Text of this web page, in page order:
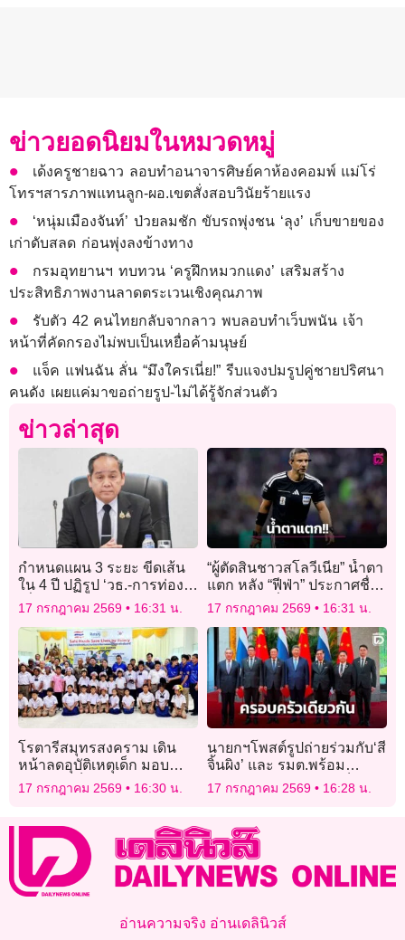
ข่าวยอดนิยมในหมวดหมู่
เด้งครูชายฉาว ลอบทำอนาจารศิษย์คาห้องคอมพ์ แม่โร่
โทรฯสารภาพแทนลูก-ผอ.เขตสั่งสอบวินัยร้ายแรง
‘หนุ่มเมืองจันท์’ ป่วยลมชัก ขับรถพุ่งชน ‘ลุง’ เก็บขายของ
เก่าดับสลด ก่อนพุ่งลงข้างทาง
กรมอุทยานฯ ทบทวน ‘ครูฝึกหมวกแดง’ เสริมสร้าง
ประสิทธิภาพงานลาดตระเวนเชิงคุณภาพ
รับตัว 42 คนไทยกลับจากลาว พบลอบทำเว็บพนัน เจ้า
หน้าที่คัดกรองไม่พบเป็นเหยื่อค้ามนุษย์
แจ็ค แฟนฉัน ลั่น “มึงใครเนี่ย!” รีบแจงปมรูปคู่ชายปริศนา
คนดัง เผยแค่มาขอถ่ายรูป-ไม่ได้รู้จักส่วนตัว
ข่าวล่าสุด
กำหนดแผน 3 ระยะ ขีดเส้น
ใน 4 ปี ปฏิรูป ‘วธ.-การท่อง
เที่ยว’ อย่างสมบูรณ์
17 กรกฎาคม 2569 16:31 น.
“ผู้ตัดสินชาวสโลวีเนีย” น้ำตา
แตก หลัง “ฟีฟ่า” ประกาศชื่อ
ให้ทำหน้าที่ตัดสินเกมนัดชิง
บอลโลก 2026
17 กรกฎาคม 2569 16:31 น.
โรตารีสมุทรสงคราม เดิน
หน้าลดอุบัติเหตุเด็ก มอบ
หมวกกันน็อค 300 ใบ ปลูกฝัง
วินัยจราจร
17 กรกฎาคม 2569 16:30 น.
นายกฯโพสต์รูปถ่ายร่วมกับ‘สี
จิ้นผิง’ และ รมต.พร้อม
ข้อความ ’จีนและไทยเป็น
ครอบครัวเดียวกัน‘
17 กรกฎาคม 2569 16:28 น.
อ่านความจริง อ่านเดลินิวส์